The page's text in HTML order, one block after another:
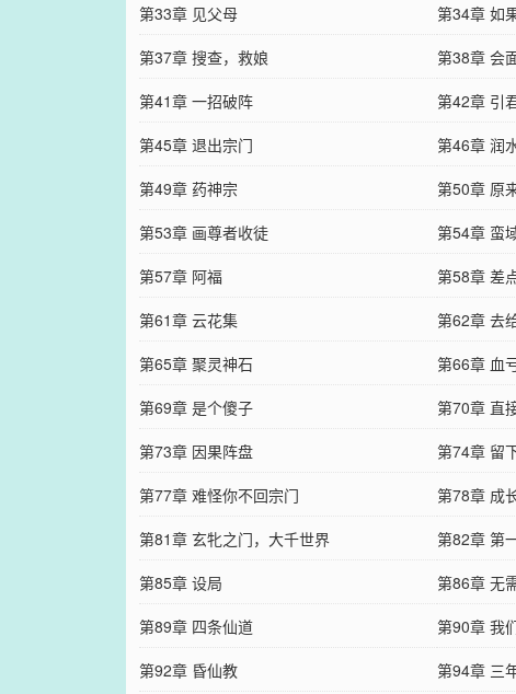
第33章 见父母
第34章 如
第37章 搜查，救娘
第38章 会
第41章 一招破阵
第42章 引
第45章 退出宗门
第46章 润
第49章 药神宗
第50章 原
第53章 画尊者收徒
第54章 蛮
第57章 阿福
第58章 差
第61章 云花集
第62章 去
第65章 聚灵神石
第66章 血
第69章 是个傻子
第70章 直
第73章 因果阵盘
第74章 留
第77章 难怪你不回宗门
第78章 成
第81章 玄牝之门，大千世界
第82章 第
第85章 设局
第86章 无
第89章 四条仙道
第90章 我
第92章 昏仙教
第94章 三